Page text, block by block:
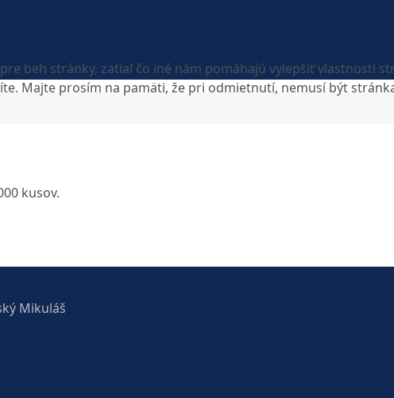
kusov.
Mikuláš
beh stránky, zatiaľ čo iné nám pomáhajú vylepšiť vlastnosti
Majte prosím na pamäti, že pri odmietnutí, nemusí být